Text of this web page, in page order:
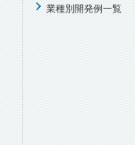
業種別開発例一覧